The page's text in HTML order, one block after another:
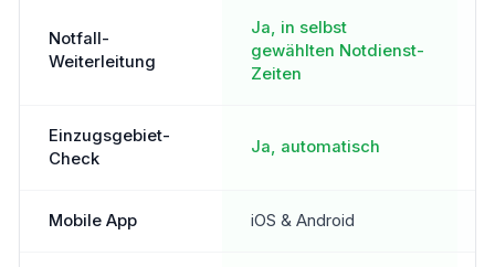
Notfall-
Weiterleitung
Ja, in selbst
gewählten Notdienst-
Zeiten
Einzugsgebiet-
Check
Ja, automatisch
Mobile App iOS & Android